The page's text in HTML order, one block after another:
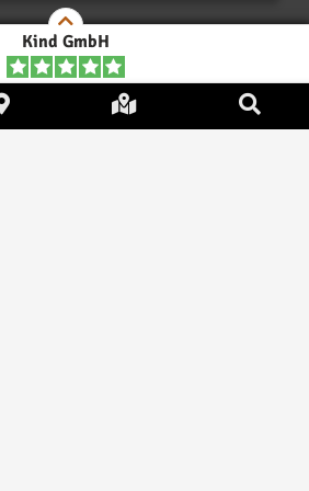
Kind GmbH